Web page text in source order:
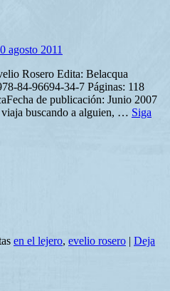
agosto 2011
Rosero Edita: Belacqua
84-96694-34-7 Páginas: 118
de publicación: Junio 2007
buscando a alguien, … Siga
en el lejero, evelio rosero | Deja